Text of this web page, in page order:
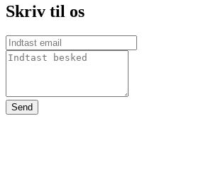
Skriv til os